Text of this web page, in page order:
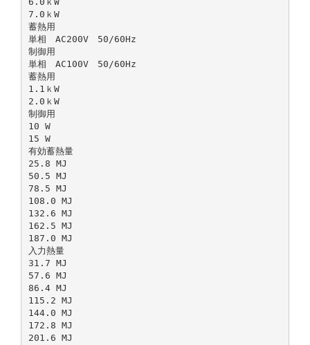
7.0ｋW
蓄熱用
単相 AC200V 50/60Hz
制御用
単相 AC100V 50/60Hz
蓄熱用
1.1ｋW
2.0ｋW
制御用
10 W
15 W
有効蓄熱量
25.8 MJ
50.5 MJ
78.5 MJ
108.0 MJ
132.6 MJ
162.5 MJ
187.0 MJ
入力熱量
31.7 MJ
57.6 MJ
86.4 MJ
115.2 MJ
144.0 MJ
172.8 MJ
201.6 MJ